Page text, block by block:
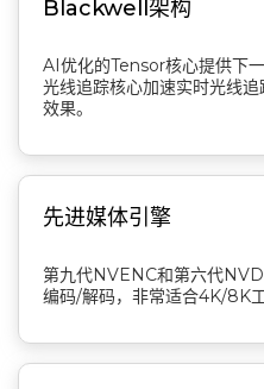
Blackwell架构
AI优化的Tensor核心提供下
光线追踪核心加速实时光线
效果。
先进媒体引擎
第九代NVENC和第六代
编码/解码，非常适合4K/8K